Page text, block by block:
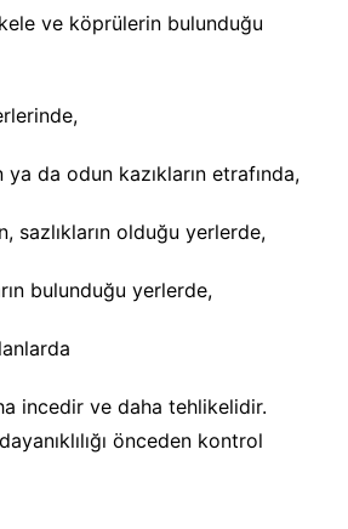
ve köprülerin bulunduğu
da odun kazıkların etrafında,
sazlıkların olduğu yerlerde,
bulunduğu yerlerde,
incedir ve daha tehlikelidir.
önceden kontrol